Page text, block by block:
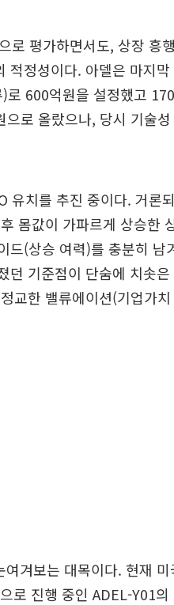
로 평가하면서도, 상장 흥
적정성이다. 아델은 마지
600억원을 설정했고
로 올랐으나, 당시 기술
유치를 추진 중이다. 거론
몸값이 가파르게 상승한
드(상승 여력)를 충분히 남
던 기준점이 단숨에 치솟
교한 밸류에이션(기업가
겨보는 대목이다. 현재
로 진행 중인 ADEL-Y01